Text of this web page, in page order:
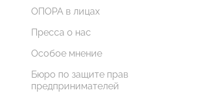
ОПОРА в лицах
Пресса о нас
Особое мнение
Бюро по защите прав
предпринимателей